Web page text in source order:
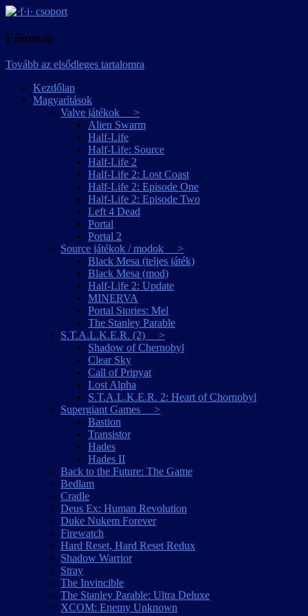
·f·i· csoport
Főmenü
Tovább az elsődleges tartalomra
Kezdőlap
Magyarítások
Valve játékok >
Alien Swarm
Half-Life
Half-Life: Source
Half-Life 2
Half-Life 2: Lost Coast
Half-Life 2: Episode One
Half-Life 2: Episode Two
Left 4 Dead
Portal
Portal 2
Source játékok / modok >
Black Mesa (teljes játék)
Black Mesa (mod)
Half-Life 2: Update
MINERVA
Portal Stories: Mel
The Stanley Parable
S.T.A.L.K.E.R. (2) >
Shadow of Chernobyl
Clear Sky
Call of Pripyat
Lost Alpha
S.T.A.L.K.E.R. 2: Heart of Chornobyl
Supergiant Games >
Bastion
Transistor
Hades
Hades II
Back to the Future: The Game
Bedlam
Cradle
Deus Ex: Human Revolution
Duke Nukem Forever
Firewatch
Hard Reset, Hard Reset Redux
Shadow Warrior
Stray
The Invincible
The Stanley Parable: Ultra Deluxe
XCOM: Enemy Unknown